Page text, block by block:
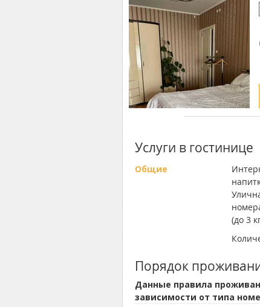
Услуги в гостинице
Общие
(до 3
Порядок
Данные правила
зависимости от типа